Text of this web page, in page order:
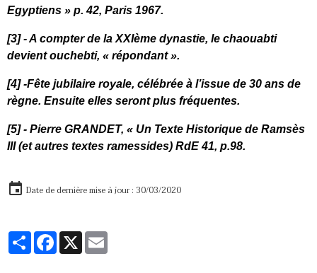
Egyptiens » p. 42, Paris 1967.
[3]- A compter de la XXIème dynastie, le chaouabti
devient ouchebti, « répondant ».
[4]-Fête jubilaire royale, célébrée à l’issue de 30 ans de
règne. Ensuite elles seront plus fréquentes.
[5]- Pierre GRANDET, « Un Texte Historique de Ramsès
III (et autres textes ramessides) RdE 41, p.98.
Date de dernière mise à jour : 30/03/2020
PartagerFacebook
X